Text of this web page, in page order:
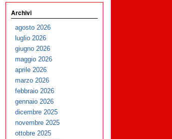
Archivi
agosto 2026
luglio 2026
giugno 2026
maggio 2026
aprile 2026
marzo 2026
febbraio 2026
gennaio 2026
dicembre 2025
novembre 2025
ottobre 2025